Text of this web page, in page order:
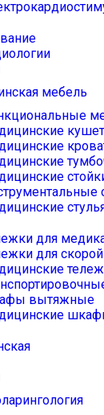
мебель
для
для
вытяжные